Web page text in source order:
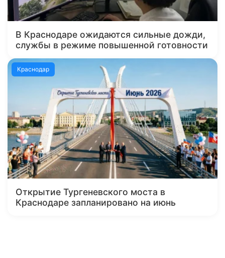
В Краснодаре ожидаются сильные дожди,
службы в режиме повышенной готовности
Краснодар
Открытие Тургеневского моста в
Краснодаре запланировано на июнь